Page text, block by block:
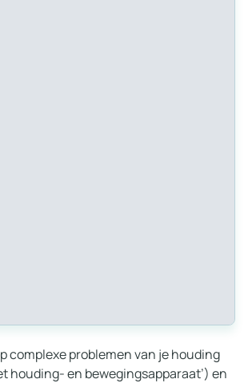
complexe problemen van je houding
houding- en bewegingsapparaat’) en